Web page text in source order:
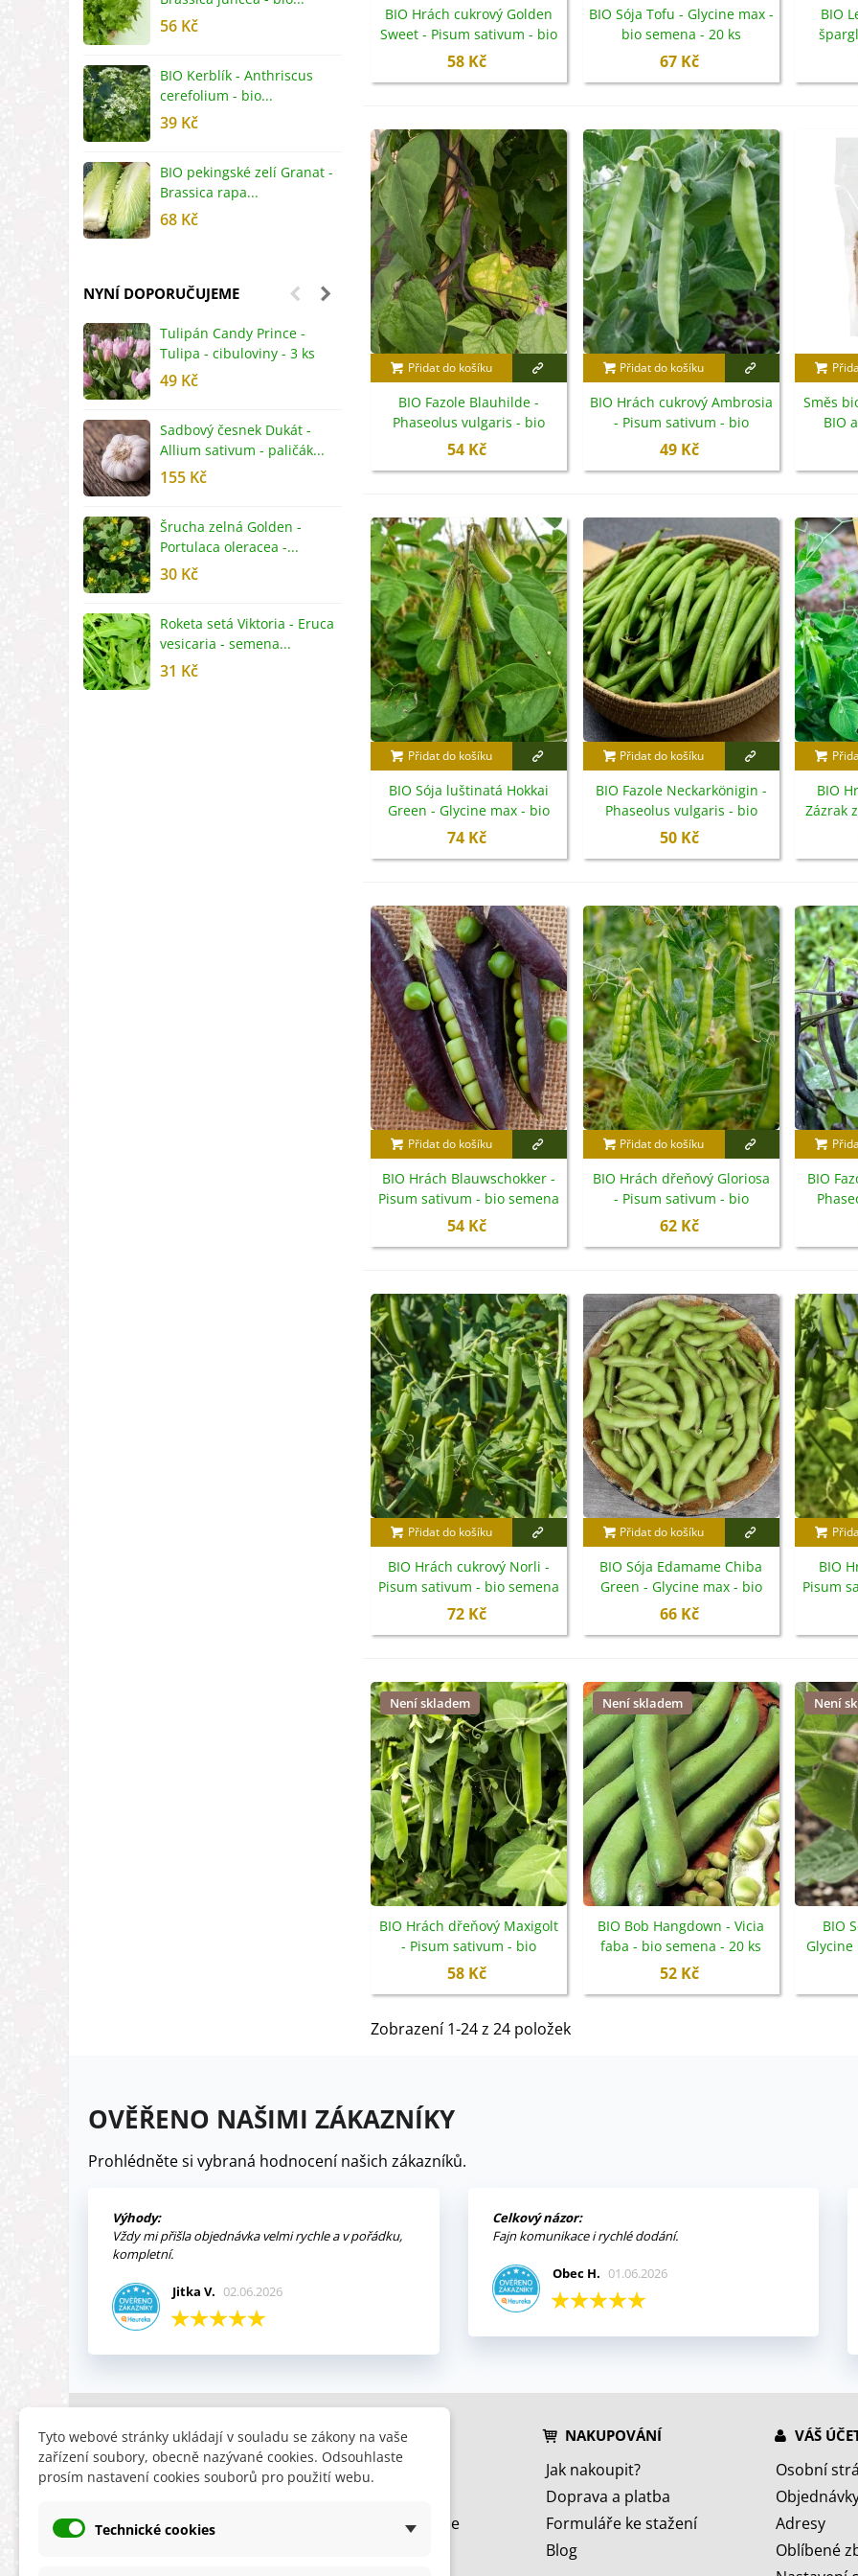
56 Kč
BIO Kerblík - Anthriscus
cerefolium - bio...
39 Kč
BIO pekingské zelí Granat -
Brassica rapa...
68 Kč
53 Kč
BIO Stévie sladká - Stevia
rebaudiana - bio...
84 Kč
NYNÍ DOPORUČUJEME
Tulipán Candy Prince -
Tulipa - cibuloviny - 3 ks
49 Kč
Sadbový česnek Dukát -
Allium sativum - paličák...
155 Kč
Šrucha zelná Golden -
Portulaca oleracea -...
30 Kč
Roketa setá Viktoria - Eruca
vesicaria - semena...
31 Kč
Jetel zvrácený - Trifolium
resupinatum - semena...
27 Kč
Frézie růžová - Freesia -
cibuloviny - 3 ks
46 Kč
Gloxiníe Mont Blanc -
Sinningia - cibuloviny -...
58 Kč
Pomněnka alpská modrá -
Myosotis alpestris -...
29 Kč
BIO Hrách cukrový Golden
Sweet - Pisum sativum - bio
semena - 35 ks
58 Kč
BIO Sója Tofu - Glycine max -
bio semena - 20 ks
67 Kč
BIO
Přidat do košíku
BIO Fazole Blauhilde -
Phaseolus vulgaris - bio
semena - 25 ks
54 Kč
Přidat do košíku
BIO Hrách cukrový Ambrosia
- Pisum sativum - bio
semena - 45 ks
49 Kč
Směs
BIO
Přidat do košíku
BIO Sója luštinatá Hokkai
Green - Glycine max - bio
semena - 20 ks
74 Kč
Přidat do košíku
BIO Fazole Neckarkönigin -
Phaseolus vulgaris - bio
semena - 15 ks
50 Kč
BIO
Zázrak
Přidat do košíku
BIO Hrách Blauwschokker -
Pisum sativum - bio semena
- 25 ks
54 Kč
Přidat do košíku
BIO Hrách dřeňový Gloriosa
- Pisum sativum - bio
semena - 50 ks
62 Kč
BIO
Přidat do košíku
BIO Hrách cukrový Norli -
Pisum sativum - bio semena
- 75 ks
72 Kč
Přidat do košíku
BIO Sója Edamame Chiba
Green - Glycine max - bio
semena - 20 ks
66 Kč
BIO
Pisum
Není skladem
BIO Hrách dřeňový Maxigolt
- Pisum sativum - bio
semena - 35 ks
58 Kč
Není skladem
BIO Bob Hangdown - Vicia
faba - bio semena - 20 ks
52 Kč
Není
BIO
Glycine
Zobrazení 1-24 z 24 položek
OVĚŘENO NAŠIMI ZÁKAZNÍKY
Prohlédněte si vybraná hodnocení našich zákazníků.
Výhody:
Vždy mi přišla objednávka velmi rychle a v pořádku,
kompletní.
Jitka V. 02.06.2026
Celkový názor:
Fajn komunikace i rychlé dodání.
Obec H. 01.06.2026
INFORMACE
Obchodní podmínky
Ochrana osobních údajů
HLEDÁTE
Slevy
Nyní doporučujeme
NAKUPOVÁNÍ
Jak nakoupit?
Doprava a platba
Formuláře ke stažení
Blog
VÁŠ
Osobní
Adresy
Oblíbené
Tyto webové stránky ukládají v souladu se zákony na vaše
zařízení soubory, obecně nazývané cookies. Odsouhlaste
prosím nastavení cookies souborů pro použití webu.
Technické cookies